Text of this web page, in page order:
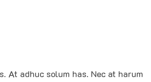
At adhuc solum has. Nec at harum